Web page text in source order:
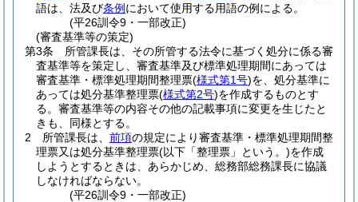
語は、法及び条例 において使用する用語の例による。
(平26訓令9・一部改正)
(審査基準等の策定)
第3条
所管課長は、その所管する法令に基づく処分に係る審
査基準等を策定し、審査基準及び標準処理期間にあっては
審査基準・標準処理期間整理票(様式第1号)を、処分基準に
あっては処分基準整理票(様式第2号)を作成するものとす
る。 審査基準等の内容その他の記載事項に変更を生じたと
きも、同様とする。
2
所管課長は、 前項の規定により審査基準・標準処理期間整
理票又は処分基準整理票(以下「整理票」という。)を作成
しようとするときは、あらかじめ、総務部総務課長に協議
しなければならない。
(平26訓令9・一部改正)